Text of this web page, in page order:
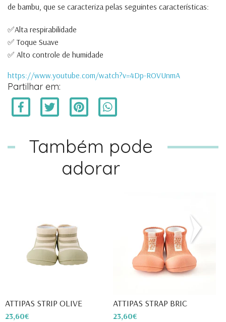
de bambu, que se caracteriza pelas seguintes características:
✅Alta respirabilidade
✅ Toque Suave
✅ Alto controle de humidade
https://www.youtube.com/watch?v=4Dp-ROVUnmA
Partilhar em:
Também pode
adorar
ATTIPAS STRIP OLIVE
23,60€
ATTIPAS STRAP BRIC
23,60€